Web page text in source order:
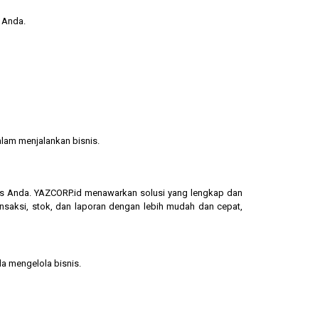
menjalankan bisnis.
YAZCORP.id menawarkan solusi yang lengkap dan
stok, dan laporan dengan lebih mudah dan cepat,
mengelola bisnis.